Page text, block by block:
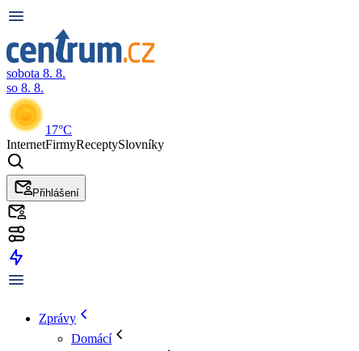
sobota 8. 8.
so 8. 8.
17°C
InternetFirmyReceptySlovníky
Přihlášení
Zprávy
Domácí